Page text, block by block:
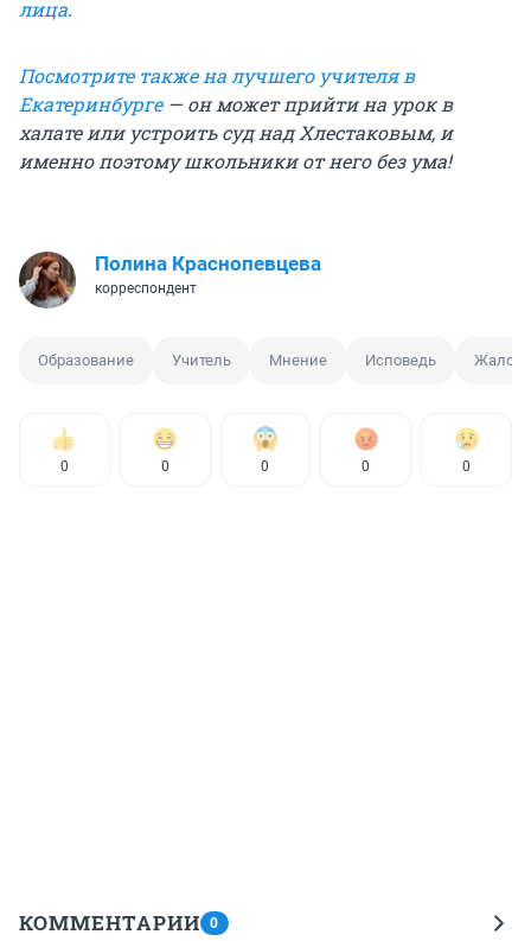
лица.
Посмотрите также на лучшего учителя в
Екатеринбурге— он может прийти на урок в
халате или устроить суд над Хлестаковым, и
именно поэтому школьники от него без ума!
Полина Краснопевцева
корреспондент
Образование Учитель Мнение Исповедь Жалоба
0 0 0 0 0
КОММЕНТАРИИ 0